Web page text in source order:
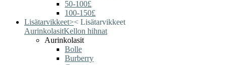
50-100£
100-150£
Lisätarvikkeet>< Lisätarvikkeet
AurinkolasitKellon hihnat
Aurinkolasit
Bolle
Burberry